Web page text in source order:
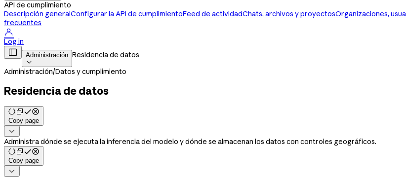
API de cumplimiento
Descripción generalConfigurar la API de cumplimientoFeed de actividadChats, archivos y proyectosOrganizaciones,
frecuentes

Log in
 Administración

Residencia de datos
Administración/Datos y cumplimiento
Residencia de datos
Copy page

Administra dónde se ejecuta la inferencia del modelo y dónde se almacenan los datos con controles geográficos.
Copy page
